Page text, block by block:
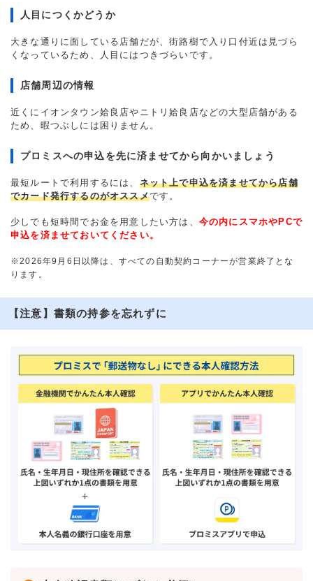
人目につくかどうか
大きな通りに面している店舗だが、街路樹で入り口付近は見づら
くなっているため、人目にはつきづらいです。
店舗周辺の情報
近くにイオンタウン姶良店やニトリ姶良店などの大型店舗がある
ため、暇つぶしには困りません。
プロミスへの申込を先に済ませてから向かいましょう
最短ルートで利用するには、 ネット上で申込を済ませてから店舗
でカード発行するのがオススメです。
少しでも短時間でお金を用意したい方は、 今の内にスマホやPCで
申込を済ませておいてください。
※2026年9月6日以降は、すべての自動契約コーナーが営業終了とな
ります。
【注意】書類の持参を忘れずに